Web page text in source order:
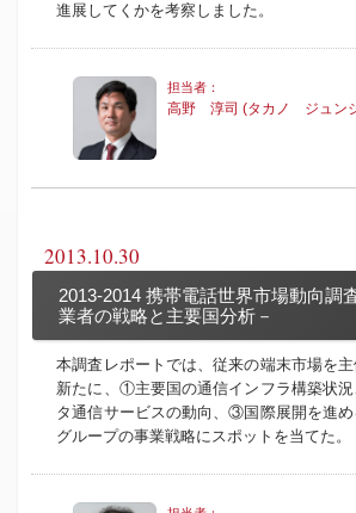
進展してくかを考察しました。
高野 淳司 (タカノ ジュン
2013.10.30
2013-2014 携帯電話世界市場動向調
業者の戦略と主要国分析－
本調査レポートでは、従来の端末市場を
新たに、①主要国の通信インフラ構築状
タ通信サービスの動向、③国際展開を進
グループの事業戦略にスポットを当てた。